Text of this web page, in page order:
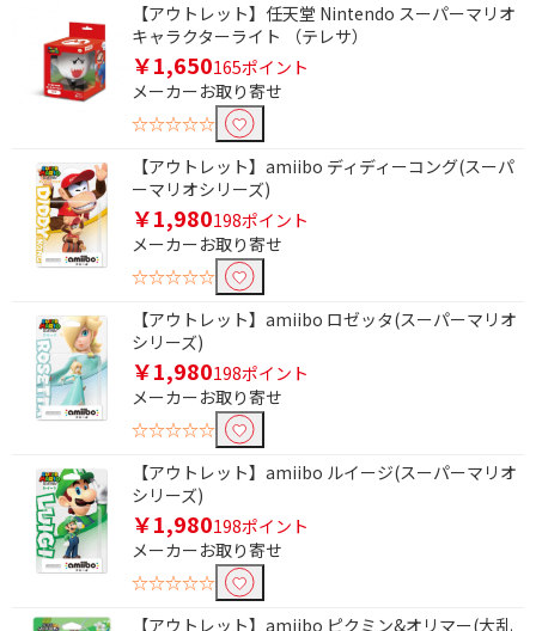
【アウトレット】任天堂 Nintendo スーパーマリオ
キャラクターライト （テレサ）
￥1,650165ポイント
メーカーお取り寄せ
☆☆☆☆☆
【アウトレット】amiibo ディディーコング(スーパ
ーマリオシリーズ)
￥1,980198ポイント
メーカーお取り寄せ
☆☆☆☆☆
【アウトレット】amiibo ロゼッタ(スーパーマリオ
シリーズ)
￥1,980198ポイント
メーカーお取り寄せ
☆☆☆☆☆
【アウトレット】amiibo ルイージ(スーパーマリオ
シリーズ)
￥1,980198ポイント
メーカーお取り寄せ
☆☆☆☆☆
【アウトレット】amiibo ピクミン&オリマー(大乱
条件で絞り込む
フリーワードで絞り込む